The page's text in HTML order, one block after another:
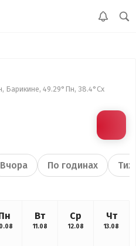
Барикине, 49.29°Пн, 38.4°Сх
Вчора По годинах
Вт
11.08
Ср
12.08
Чт
13.08